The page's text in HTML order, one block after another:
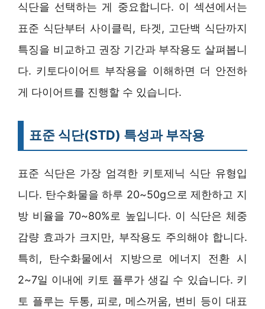
식단을 선택하는 게 중요합니다. 이 섹션에서는
표준 식단부터 사이클릭, 타겟, 고단백 식단까지
특징을 비교하고 권장 기간과 부작용도 살펴봅니
다. 키토다이어트 부작용을 이해하면 더 안전하
게 다이어트를 진행할 수 있습니다.
표준 식단(STD) 특성과 부작용
표준 식단은 가장 엄격한 키토제닉 식단 유형입
니다. 탄수화물을 하루 20~50g으로 제한하고 지
방 비율을 70~80%로 높입니다. 이 식단은 체중
감량 효과가 크지만, 부작용도 주의해야 합니다.
특히, 탄수화물에서 지방으로 에너지 전환 시
2~7일 이내에 키토 플루가 생길 수 있습니다. 키
토 플루는 두통, 피로, 메스꺼움, 변비 등이 대표